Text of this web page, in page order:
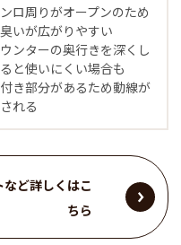
ンロ周りがオープンのため
いが広がりやすい
ウンターの奥行きを深くし
と使いにくい場合も
付き部分があるため動線が
れる
ど詳しくはこ
ちら